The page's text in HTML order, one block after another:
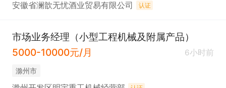
安徽省澜歆无忧酒业贸易有限公司 认证
市场业务经理（小型工程机械及附属产品）
5000-10000元/月
6小时前
滁州市